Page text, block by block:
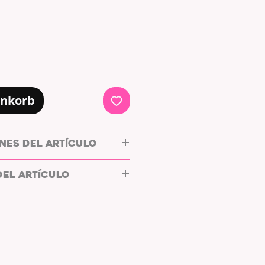
DEL ARTÍCULO
ARTÍCULO